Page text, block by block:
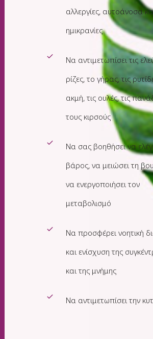
αλλεργίες, αυτοάνοσα
ημικρανίες
Να αντιμετωπίσει τις
ρίζες, το γήρας, τις
ακμή, τις ουλές, τις
τους κιρσούς
Να σας βοηθήσει να
βάρος, να μειώσει τη
να ενεργοποιήσει τον
μεταβολισμό
Να προσφέρει νοητική
και ενίσχυση της
και της μνήμης
Να αντιμετωπίσει την